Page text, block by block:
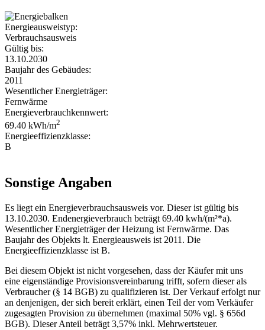
Energieausweistyp:
Verbrauchsausweis
Gültig bis:
13.10.2030
Baujahr des Gebäudes:
2011
Wesentlicher Energieträger:
Fernwärme
Energieverbrauchkennwert:
69.40 kWh/m2
Energieeffizienzklasse:
B
Sonstige Angaben
Es liegt ein Energieverbrauchsausweis vor. Dieser ist gültig bis
13.10.2030. Endenergieverbrauch beträgt 69.40 kwh/(m²*a).
Wesentlicher Energieträger der Heizung ist Fernwärme. Das
Baujahr des Objekts lt. Energieausweis ist 2011. Die
Energieeffizienzklasse ist B.
Bei diesem Objekt ist nicht vorgesehen, dass der Käufer mit uns
eine eigenständige Provisionsvereinbarung trifft, sofern dieser als
Verbraucher (§ 14 BGB) zu qualifizieren ist. Der Verkauf erfolgt nur
an denjenigen, der sich bereit erklärt, einen Teil der vom Verkäufer
zugesagten Provision zu übernehmen (maximal 50% vgl. § 656d
BGB). Dieser Anteil beträgt 3,57% inkl. Mehrwertsteuer.